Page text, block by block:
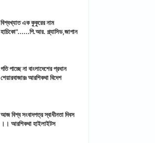
বিশ্বখ্যাত এক কুকুরের নাম
হাচিকো"......পি.আর. প্ল্যাসিড,জাপান
গতি পাচ্ছে না বাংলাদেশের প্রধান
শেয়ারবাজারঃ আরশিকথা বিদেশ
আজ বিশ্ব সংবাদপত্র স্বাধীনতা দিবস
।। আরশিকথা হাইলাইটস